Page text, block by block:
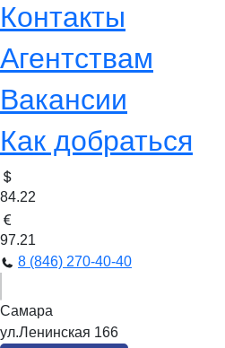
Контакты
Агентствам
Вакансии
Как добраться
84.22
97.21
8 (846) 270-40-40
Самара
ул.Ленинская 166